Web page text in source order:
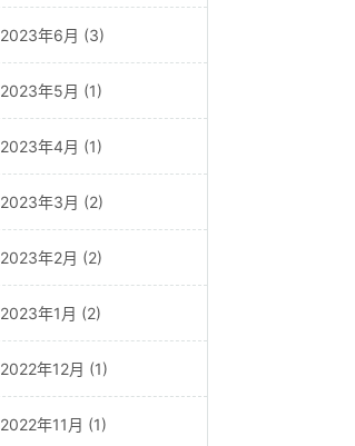
2023年6月 (3)
2023年5月 (1)
2023年4月 (1)
2023年3月 (2)
2023年2月 (2)
2023年1月 (2)
2022年12月 (1)
2022年11月 (1)